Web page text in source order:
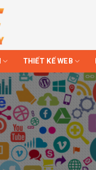
THIẾT KẾ WEB